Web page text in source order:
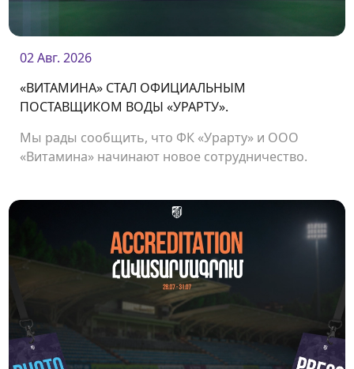
02 Авг. 2026
«ВИТАМИНА» СТАЛ ОФИЦИАЛЬНЫМ
ПОСТАВЩИКОМ ВОДЫ «УРАРТУ».
Мы рады сообщить, что ФК «Урарту» и ООО
«Витамина» начинают новое сотрудничество.